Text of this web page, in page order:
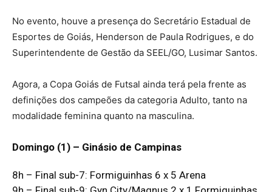
No evento, houve a presença do Secretário Estadual de
Esportes de Goiás, Henderson de Paula Rodrigues, e do
Superintendente de Gestão da SEEL/GO, Lusimar Santos.
Agora, a Copa Goiás de Futsal ainda terá pela frente as
definições dos campeões da categoria Adulto, tanto na
modalidade feminina quanto na masculina.
Domingo (1) – Ginásio de Campinas
8h – Final sub-7: Formiguinhas 6 x 5 Arena